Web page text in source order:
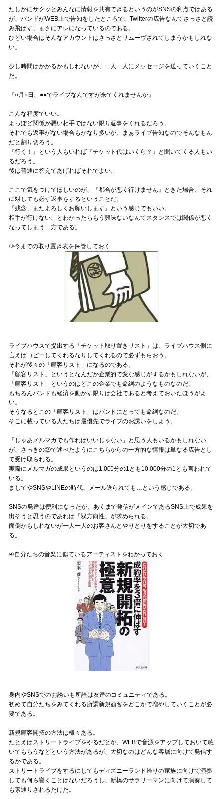
たしかにサクッとみんなに情報を共有できるというのがSNSの利点ではある
が、バンドがWEB上で告知をしたところで、Twitterの広告なんてさっさと読
み飛ばす、まさにアレになっているのである。
ひどい場合はそんなアカウントはさっさとリムーヴされてしまうかもしれな
い。
少し時間はかかるかもしれないが、一人一人にメッセージを送っていくこと
だ。
『○月○日、●●でライブなんですが来てくれませんか』
こんな程度でいい。
よっぽど関係が悪い相手ではない限り返事をくれるだろう。
それでも返事がない場合もかなり多いが、まぁライブ告知なのでそんなもん
だと割り切ろう。
『行く！』という人もいれば『チケット代はいくら？』と聞いてくる人もい
るだろう。
後は普通に答えてあげればそれでよい。
ここで気をつけてほしいのが、『都合が悪く行けません』ときた場合、それ
に対しても必ず返事をするということだ。
『残念、またよろしくお願いします』という感じでもいい。
相手が行けない、とわかったらもう興味ないなんてスタンスでは関係が悪く
なってしまう一方である。
③今までの取り置き表を保管しておく
ライブハウスで提出する「チケット取り置きリスト」は、ライブハウス側に
言えばコピーしてくれるなりしてくれるので必ずもらおう。
それが後々の「顧客リスト」になるのである。
「顧客リスト」というとなんだか企業的で変な感じがするかもしれないが、
「顧客リスト」というのはどこの企業でも命綱のようなものなのだ。
もちろんバンドも経済を動かす限りは会社であると考えておいたほうがよ
い。
そうなるとこの「顧客リスト」はバンドにとっても命綱なのだ。
そこに載っている人たちは最優先でライブのお誘いをしよう。
「じゃあメルマガでも作ればいいじゃない」と思う人もいるかもしれない
が、さっきの②で述べたようにこちらからの一方的な情報は単なる広告とし
て受け取られる。
実際にメルマガの成果というのは1,000分の1とも10,000分の1とも言われて
いる。
ましてやSNSやLINEの時代、メール送られても…という感じである。
SNSの発達は便利になったが、あくまで発信がメインであるSNS上で成果を
出そうと思うのであれば「双方向性」が求められる。
面倒かもしれないが一人一人のお客さんとやりとりをすることが大切であ
る。
④自分たちの音楽に似ているアーティストをわかっておく
身内やSNSでのお誘いも所詮は友達のコミュニティである。
初めて自分たちをみてくれる所謂新規顧客をどこかで増やしていくことが必
要である。
新規顧客開拓の方法は様々ある。
たとえばストリートライブをやるだとか、WEBで音源をアップしておいて聴
いてもらうなどという方法があるが、大切なのはどんな客層に向けて発信す
るかである。
ストリートライブをするにしてもディズニーランド帰りの家族に向けて演奏
しても何ら響くことはないだろうし、新橋のサラリーマンに向けて演奏して
も素通りされるだけだ。